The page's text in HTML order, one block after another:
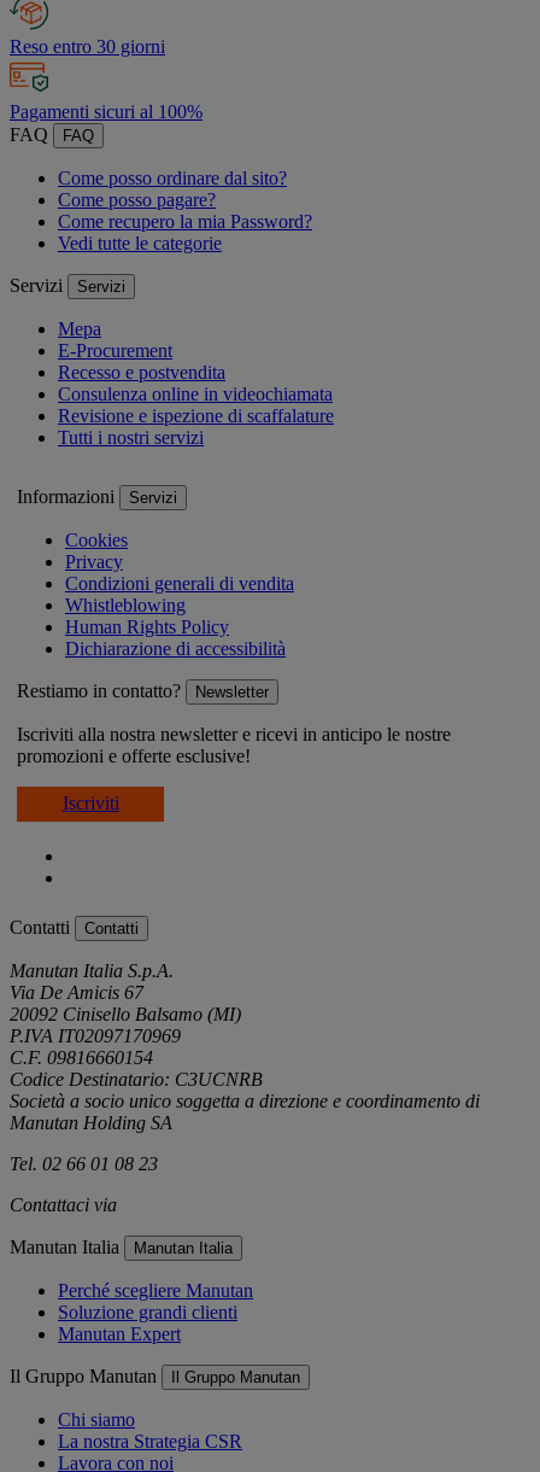
Reso entro 30 giorni
Pagamenti sicuri al 100%
FAQ
FAQ
Come posso ordinare dal sito?
Come posso pagare?
Come recupero la mia Password?
Vedi tutte le categorie
Servizi Servizi
Mepa
E-Procurement
Recesso e postvendita
Consulenza online in videochiamata
Revisione e ispezione di scaffalature
Tutti i nostri servizi
Informazioni Servizi
Cookies
Privacy
Condizioni generali di vendita
Whistleblowing
Human Rights Policy
Dichiarazione di accessibilità
Restiamo in contatto? Newsletter
Iscriviti alla nostra newsletter e ricevi in anticipo le nostre
promozioni e offerte esclusive!
Iscriviti
Contatti Contatti
Manutan Italia S.p.A.
Via De Amicis 67
20092 Cinisello Balsamo (MI)
P.IVA IT02097170969
C.F. 09816660154
Codice Destinatario: C3UCNRB
Società a socio unico soggetta a direzione e coordinamento di
Manutan Holding SA
Tel. 02 66 01 08 23
Contattaci via
Manutan Italia Manutan Italia
Perché scegliere Manutan
Soluzione grandi clienti
Manutan Expert
Il Gruppo Manutan Il Gruppo Manutan
Chi siamo
La nostra Strategia CSR
Lavora con noi